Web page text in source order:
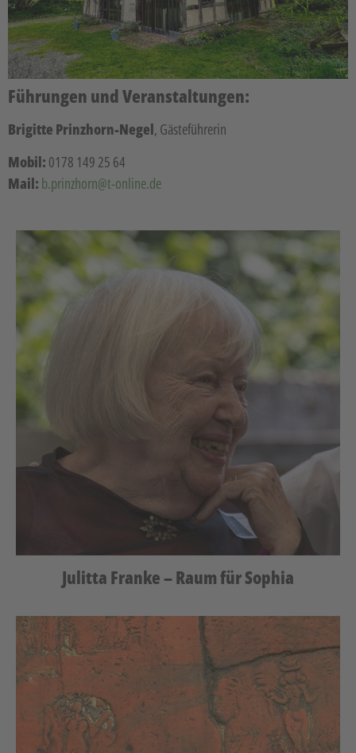
Führungen undVeranstaltungen:
Brigitte Prinzhorn-Negel, Gästeführerin
Mobil: 0178 149 25 64
Mail: b.prinzhorn@t-online.de
Julitta Franke – Raum für Sophia